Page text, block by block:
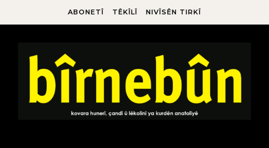
ABONETÎ TÊKÎLÎ NIVÎSÊN TIRKÎ